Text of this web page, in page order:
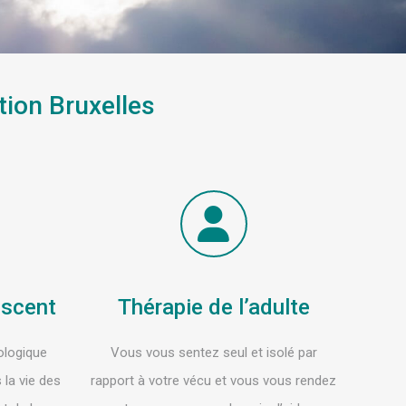
Bruxelles
vie des
Thérapie de l’adulte
Vous vous sentez seul et isolé par
rapport à votre vécu et vous vous rendez